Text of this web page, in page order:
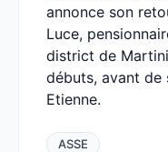
annonce son
Luce,
district de
débuts, avant de
Etienne.
ASSE